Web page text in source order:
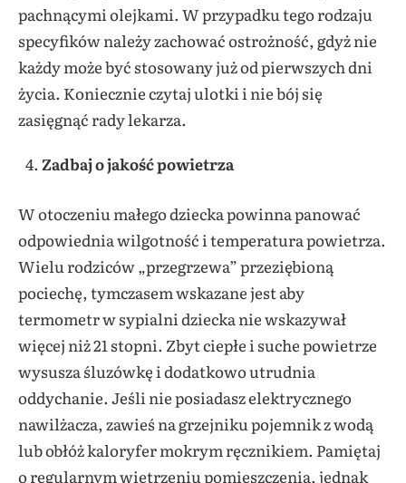
pachnącymi olejkami. W przypadku tego rodzaju
specyfików należy zachować ostrożność, gdyż nie
każdy może być stosowany już od pierwszych dni
życia. Koniecznie czytaj ulotki i nie bój się
zasięgnąć rady lekarza.
Zadbaj o jakość powietrza
W otoczeniu małego dziecka powinna panować
odpowiednia wilgotność i temperatura powietrza.
Wielu rodziców „przegrzewa” przeziębioną
pociechę, tymczasem wskazane jest aby
termometr w sypialni dziecka nie wskazywał
więcej niż 21 stopni. Zbyt ciepłe i suche powietrze
wysusza śluzówkę i dodatkowo utrudnia
oddychanie. Jeśli nie posiadasz elektrycznego
nawilżacza, zawieś na grzejniku pojemnik z wodą
lub obłóż kaloryfer mokrym ręcznikiem. Pamiętaj
o regularnym wietrzeniu pomieszczenia, jednak